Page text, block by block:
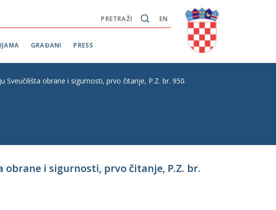
EN
PRETRAŽI
GRAĐANI PRESS
obrane i sigurnosti, prvo čitanje, P.Z. br. 950.
obrane i sigurnosti, prvo čitanje, P.Z. br.